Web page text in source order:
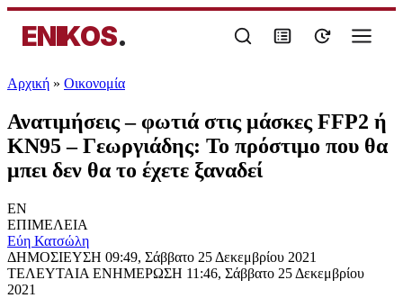
ENIKOS.
Αρχική » Oικονομία
Ανατιμήσεις – φωτιά στις μάσκες FFP2 ή
KN95 – Γεωργιάδης: Το πρόστιμο που θα
μπει δεν θα το έχετε ξαναδεί
EN
ΕΠΙΜΕΛΕΙΑ
Εύη Κατσώλη
ΔΗΜΟΣΙΕΥΣΗ 09:49, Σάββατο 25 Δεκεμβρίου 2021
ΤΕΛΕΥΤΑΙΑ ΕΝΗΜΕΡΩΣΗ 11:46, Σάββατο 25 Δεκεμβρίου
2021